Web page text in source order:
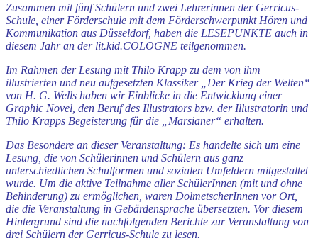
Zusammen mit fünf Schülern und zwei Lehrerinnen der Gerricus-
Schule, einer Förderschule mit dem Förderschwerpunkt Hören und
Kommunikation aus Düsseldorf, haben die LESEPUNKTE auch in
diesem Jahr an der lit.kid.COLOGNE teilgenommen.
Im Rahmen der Lesung mit Thilo Krapp zu dem von ihm
illustrierten und neu aufgesetzten Klassiker „Der Krieg der Welten“
von H. G. Wells haben wir Einblicke in die Entwicklung einer
Graphic Novel, den Beruf des Illustrators bzw. der Illustratorin und
Thilo Krapps Begeisterung für die „Marsianer“ erhalten.
Das Besondere an dieser Veranstaltung: Es handelte sich um eine
Lesung, die von Schülerinnen und Schülern aus ganz
unterschiedlichen Schulformen und sozialen Umfeldern mitgestaltet
wurde. Um die aktive Teilnahme aller SchülerInnen (mit und ohne
Behinderung) zu ermöglichen, waren DolmetscherInnen vor Ort,
die die Veranstaltung in Gebärdensprache übersetzten. Vor diesem
Hintergrund sind die nachfolgenden Berichte zur Veranstaltung von
drei Schülern der Gerricus-Schule zu lesen.